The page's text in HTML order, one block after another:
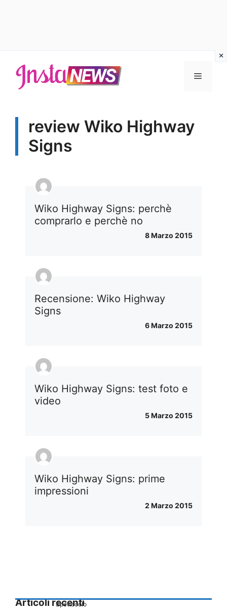
contenuto
Menu
review Wiko Highway
Signs
Wiko Highway Signs: perchè
comprarlo e perchè no
8 Marzo 2015
Recensione: Wiko Highway
Signs
6 Marzo 2015
Wiko Highway Signs: test foto e
video
5 Marzo 2015
Wiko Highway Signs: prime
impressioni
2 Marzo 2015
Articoli recenti
Spettacolo